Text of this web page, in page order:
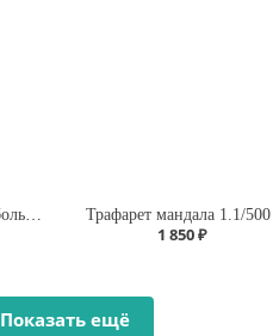
Трафарет четверть большая мандала А1.1 Трафарет мандала 1.1/500
1 850 ₽
Показать ещё